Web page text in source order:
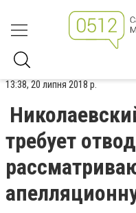
13:38, 20 липня 2018 р.
требует